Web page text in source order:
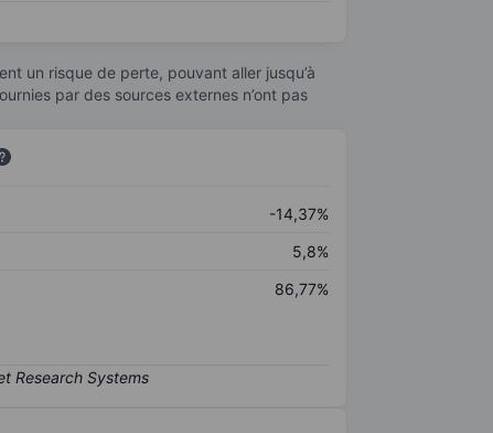
un risque de perte, pouvant aller jusqu’à
par des sources externes n’ont pas
-14,37%
5,8%
86,77%